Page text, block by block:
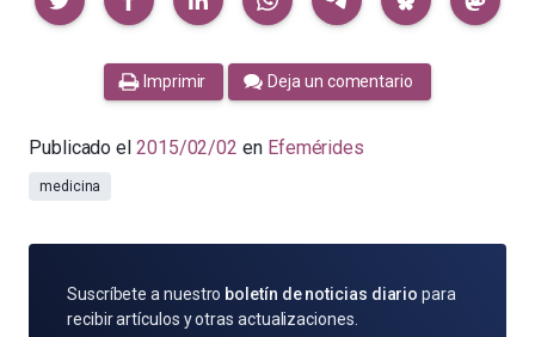
Imprimir Deja un comentario
Publicado el 2015/02/02 en Efemérides
medicina
SUSCRÍBETE
POR
Suscríbete a nuestro boletín de noticias diario para
recibir artículos y otras actualizaciones.